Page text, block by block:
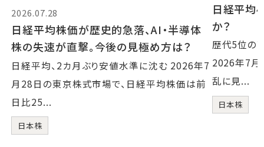
2026.07.28
日経平均株価が歴史的急落、AI・半導体
株の失速が直撃。今後の見極め方は？
日経平均、2カ月ぶり安値水準に沈む 2026年7
月28日の東京株式市場で、日経平均株価は前
日比25...
日本株
日経平均
か？
歴代5位の
2026年7月
乱に見...
日本株